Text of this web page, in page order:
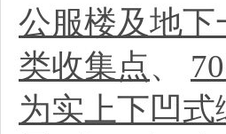
公服楼及地
类收集点、
为实上下凹式